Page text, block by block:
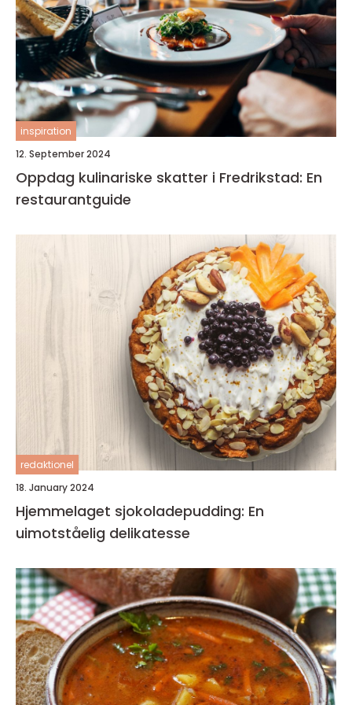
inspiration
12. September 2024
Oppdag kulinariske skatter i Fredrikstad: En
restaurantguide
redaktionel
18. January 2024
Hjemmelaget sjokoladepudding: En
uimotståelig delikatesse